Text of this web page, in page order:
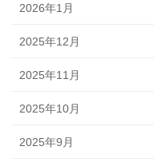
2026年1月
2025年12月
2025年11月
2025年10月
2025年9月